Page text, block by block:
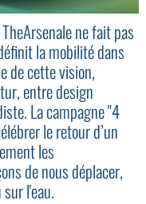
ne fait pas
la mobilité dans
de cette vision,
entre design
La campagne "4
le retour d’un
les
de nous déplacer,
l'eau.